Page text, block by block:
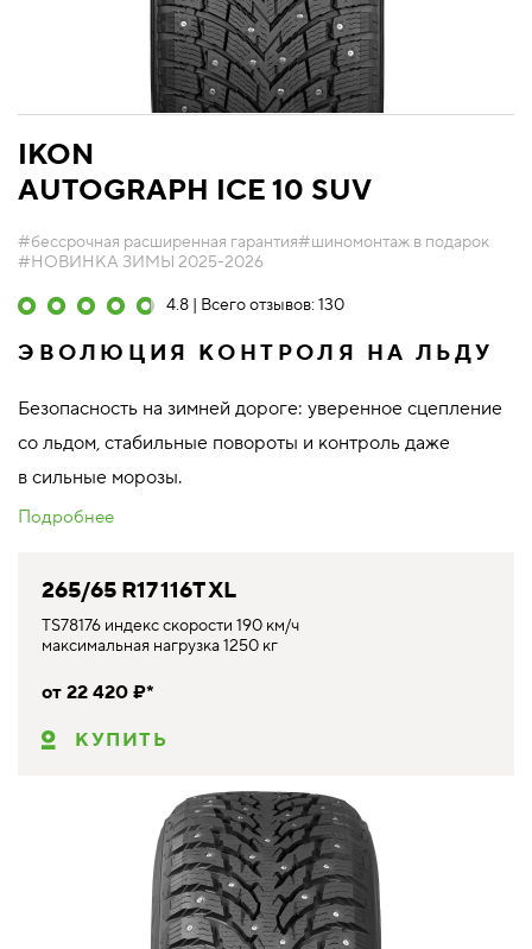
IKON
AUTOGRAPH ICE 10 SUV
#бессрочная расширенная гарантия#шиномонтаж в подарок
#НОВИНКА ЗИМЫ 2025-2026
4.8 | Всего отзывов: 130
ЭВОЛЮЦИЯ КОНТРОЛЯ НА ЛЬДУ
Безопасность на зимней дороге: уверенное сцепление
со льдом, стабильные повороты и контроль даже
в сильные морозы.
Подробнее
265/65 R17 116T XL
TS78176 индекс скорости 190 км/ч
максимальная нагрузка 1250 кг
от 22 420 ₽*
КУПИТЬ